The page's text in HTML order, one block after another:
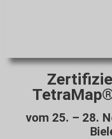
vom 25. – 28.